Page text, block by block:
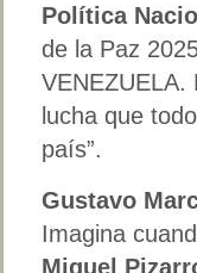
Política
de la Paz
VENEZUELA.
lucha que
país”.
Gustavo
Imagina
Miguel